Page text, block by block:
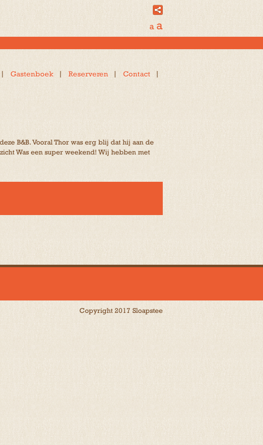
a a
Gastenboek Reserveren Contact
B&B. Vooral Thor was erg blij dat hij aan de
Was een super weekend! Wij hebben met
Copyright 2017 Sloapstee